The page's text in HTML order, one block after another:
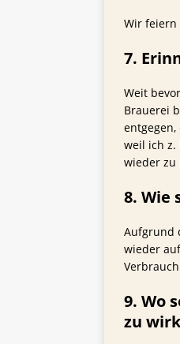
Wir feiern
7.
Weit
Brauerei
weil ich z.
wieder zu
8. Wie
Aufgrund
wieder
9. Wo
zu